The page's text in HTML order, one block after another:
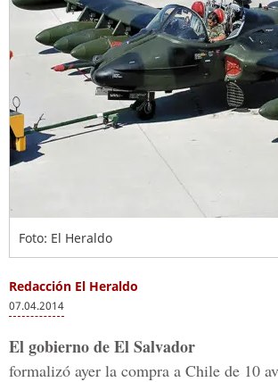
Foto: El Heraldo
Redacción El Heraldo
07.04.2014
El gobierno de El Salvador
formalizó ayer la compra a Chile de 10